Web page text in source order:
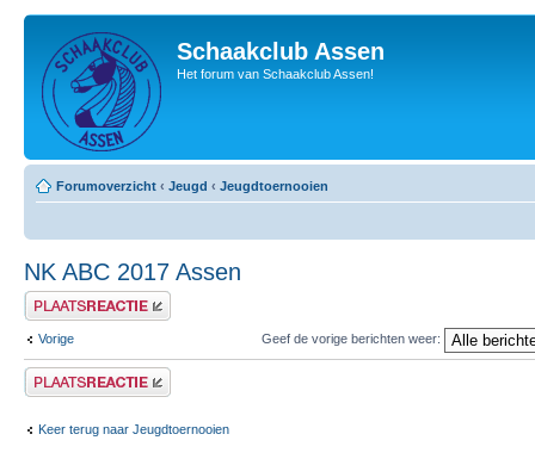
Schaakclub Assen
Het forum van Schaakclub Assen!
Forumoverzicht ‹ Jeugd ‹ Jeugdtoernooien
NK ABC 2017 Assen
Plaats een reactie
Vorige Geef de vorige berichten weer:
Plaats een reactie
Keer terug naar Jeugdtoernooien